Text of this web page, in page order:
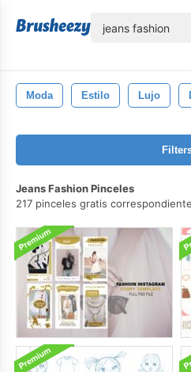
Moda Estilo Lujo
Jeans Fashion Pinceles
217 pinceles gratis